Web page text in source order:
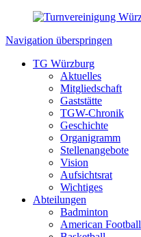
Navigation überspringen
TG Würzburg
Aktuelles
Mitgliedschaft
Gaststätte
TGW-Chronik
Geschichte
Organigramm
Stellenangebote
Vision
Aufsichtsrat
Wichtiges
Abteilungen
Badminton
American Football